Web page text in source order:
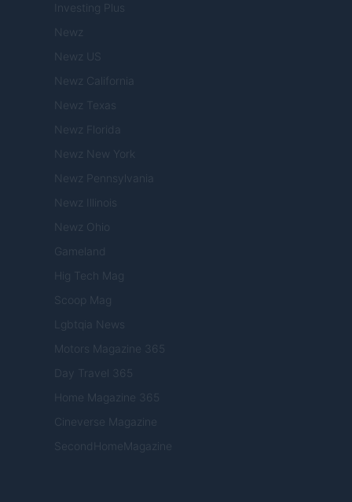
Investing Plus
Newz
Newz US
Newz California
Newz Texas
Newz Florida
Newz New York
Newz Pennsylvania
Newz Illinois
Newz Ohio
Gameland
Hig Tech Mag
Scoop Mag
Lgbtqia News
Motors Magazine 365
Day Travel 365
Home Magazine 365
Cineverse Magazine
SecondHomeMagazine